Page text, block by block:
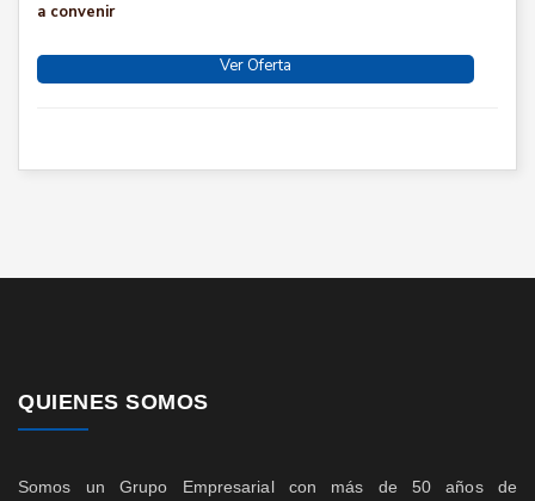
a convenir
Ver Oferta
QUIENES SOMOS
Somos un Grupo Empresarial con más de 50 años de